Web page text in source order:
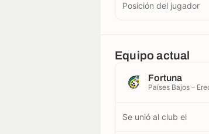
Posición del jugador
Equipo actual
Fortuna
Países Bajos –
Se unió al club el